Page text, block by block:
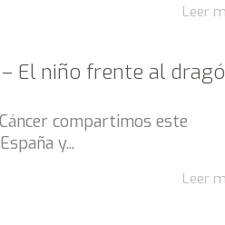
Leer
El niño frente al
compartimos este
y...
Leer